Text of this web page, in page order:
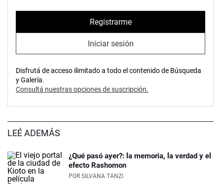
Registrarme
Iniciar sesión
Disfrutá de acceso ilimitado a todo el contenido de Búsqueda
y Galería.
Consultá nuestras opciones de suscripción.
LEÉ ADEMÁS
¿Qué pasó ayer?: la memoria, la verdad y el
efecto Rashomon
POR SILVANA TANZI